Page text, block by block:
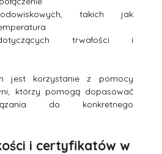
takich jak
trwałości i
jest korzystanie z pomocy
którzy pomogą dopasować
do konkretnego
i certyfikatów w